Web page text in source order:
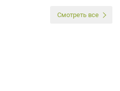
Смотреть все